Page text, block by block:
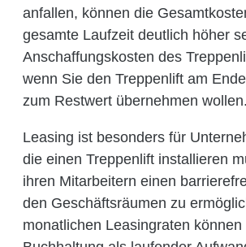
anfallen, können die
gesamte Laufzeit deutlich höher
Anschaffungskosten des
wenn Sie den Treppenlift am
zum Restwert übernehmen wollen.
Leasing ist besonders für
die einen Treppenlift installieren
ihren Mitarbeitern einen
den Geschäftsräumen zu
monatlichen Leasingraten können